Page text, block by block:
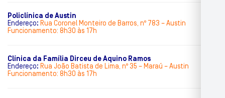
Policlínica de Austin
Endereço: Rua Coronel Monteiro de Barros, nº 783 – Austin
Funcionamento: 8h30 às 17h
Clínica da Família Dirceu de Aquino Ramos
Endereço: Rua João Batista de Lima, nº 35 – Maraú – Austin
Funcionamento: 8h30 às 17h